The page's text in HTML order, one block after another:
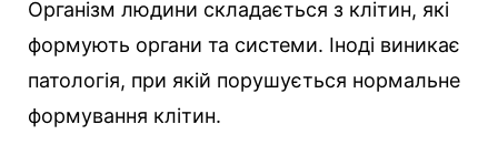
Організм людини складається з клітин, які
формують органи та системи. Іноді виникає
патологія, при якій порушується нормальне
формування клітин.